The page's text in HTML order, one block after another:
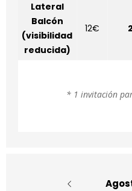
Lateral
Balcón
(visibilidad
reducida)
12€
* 1 invitación